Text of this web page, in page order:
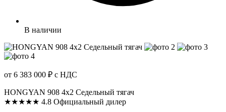
В наличии
от 6 383 000 ₽ с НДС
HONGYAN 908 4x2 Седельный тягач
★★★★★ 4.8 Официальный дилер